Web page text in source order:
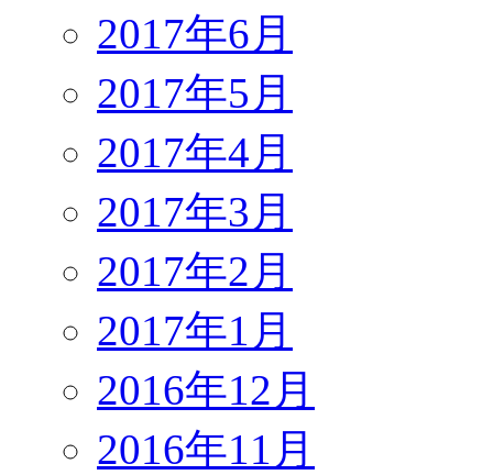
2017年6月
2017年5月
2017年4月
2017年3月
2017年2月
2017年1月
2016年12月
2016年11月